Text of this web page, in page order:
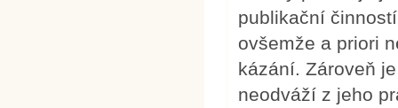
publikační
ovšemže a priori
kázání. Zároveň
neodváží z jeho